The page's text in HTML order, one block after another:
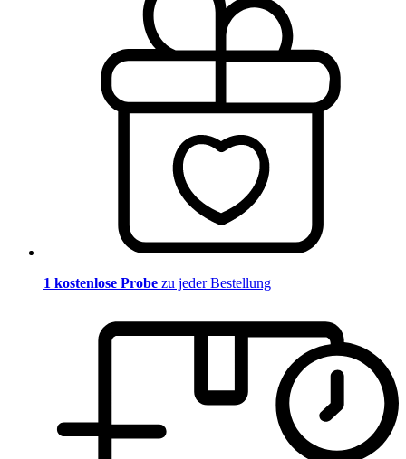
1 kostenlose Probe zu jeder Bestellung